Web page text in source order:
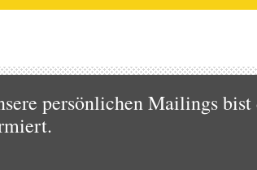
persönlichen Mailings